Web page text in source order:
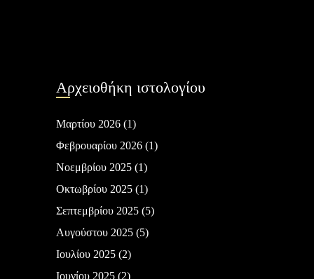
Αρχειοθήκη ιστολογίου
Μαρτίου 2026(1)
Φεβρουαρίου 2026(1)
Νοεμβρίου 2025(1)
Οκτωβρίου 2025(1)
Σεπτεμβρίου 2025(5)
Αυγούστου 2025(5)
Ιουλίου 2025(2)
Ιουνίου 2025(2)